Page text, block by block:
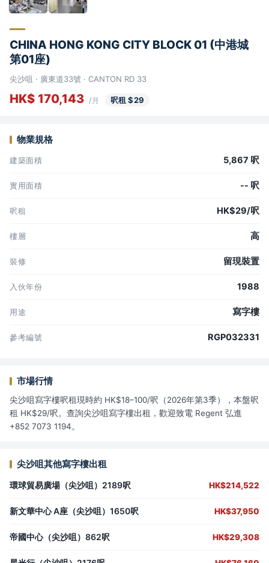
CHINA HONG KONG CITY BLOCK 01 (中港城
第01座)
尖沙咀 · 廣東道33號 · CANTON RD 33
HK$ 170,143 /月 呎租 $29
物業規格
建築面積 5,867 呎
實用面積 -- 呎
呎租 HK$29/呎
樓層 高
裝修 留現裝置
入伙年份 1988
用途 寫字樓
參考編號 RGP032331
市場行情
尖沙咀寫字樓呎租現時約 HK$18–100/呎（2026年第3季），本盤呎
租 HK$29/呎。查詢尖沙咀寫字樓出租，歡迎致電 Regent 弘進
+852 7073 1194。
尖沙咀其他寫字樓出租
環球貿易廣場（尖沙咀）2189呎 HK$214,522
新文華中心 A座（尖沙咀）1650呎 HK$37,950
帝國中心（尖沙咀）862呎 HK$29,308